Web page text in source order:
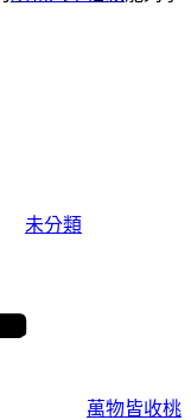
未分類
萬物皆收桃